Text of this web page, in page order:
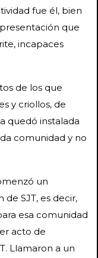
fue él, bien
que
incapaces
de los que
y criollos, de
quedó instalada
comunidad y no
un
SJT, es decir,
esa comunidad
acto de
Llamaron a un